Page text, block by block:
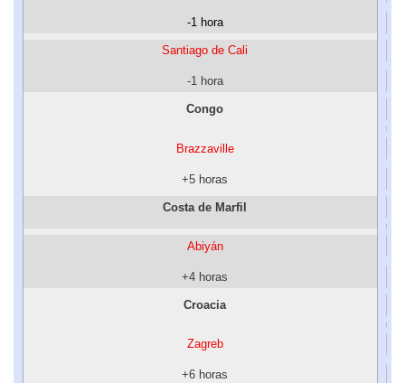
-1 hora
Santiago de Cali
-1 hora
Congo
Brazzaville
+5 horas
Costa de Marfil
Abiyán
+4 horas
Croacia
Zagreb
+6 horas